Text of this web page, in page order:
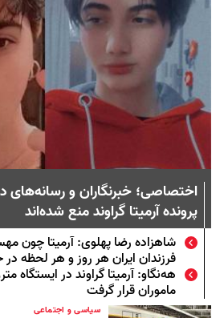
اختصاصی؛ خبرنگاران و رسانه‌‌های
پرونده آرمیتا گراوند منع شده‌اند
شاهزاده رضا پهلوی:‌ آرمیتا چون
فرزندان ایران هر روز و هر لحظه
هه‌نگاو: آرمیتا گراوند در ایستگاه
ماموران قرار گرفت
سیاسی و اجتماعی